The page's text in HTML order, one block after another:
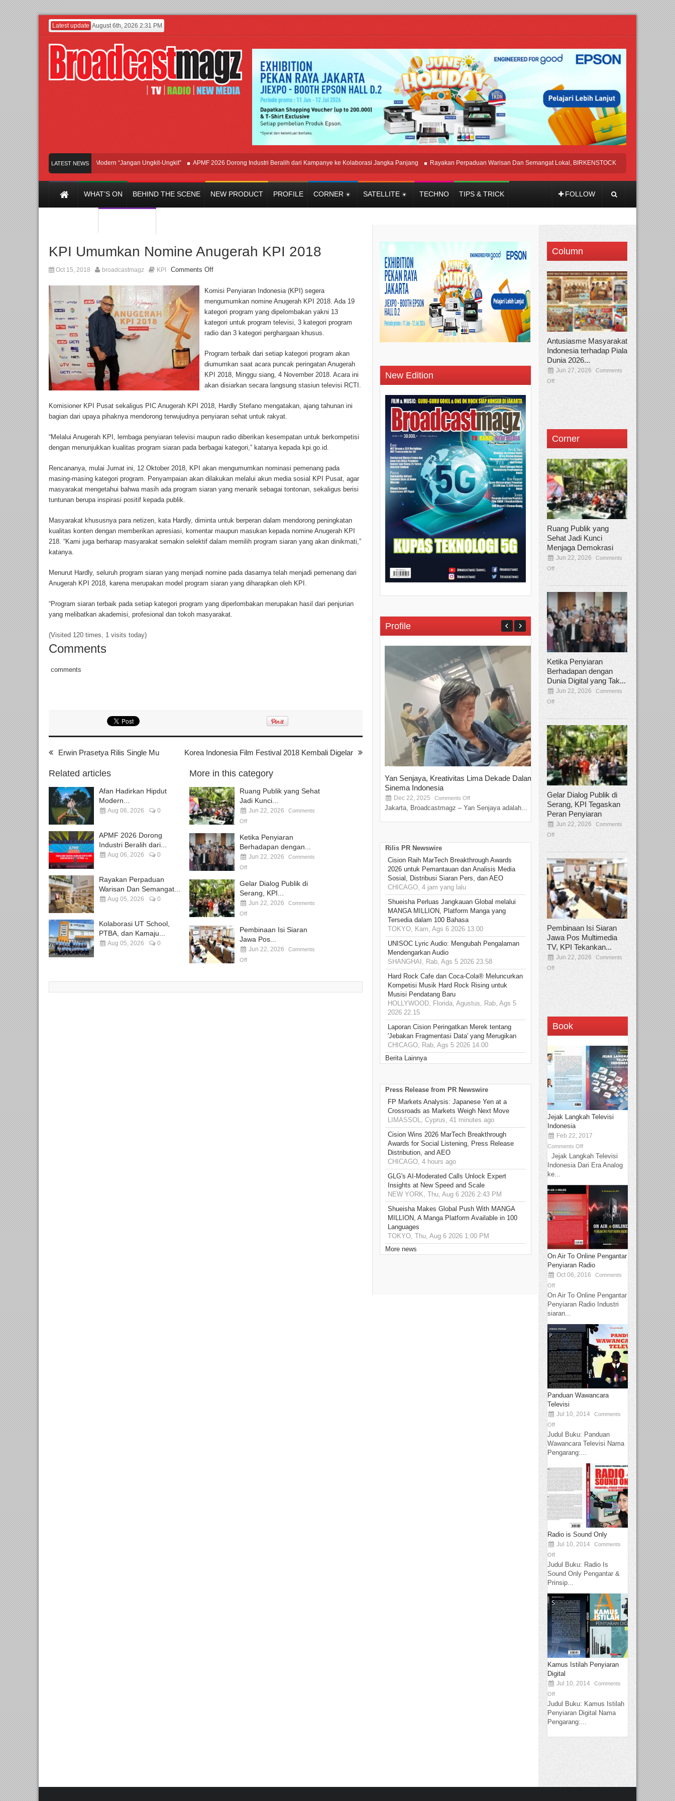
Latest update August 6th, 2026 2:31 PM
LATEST NEWS
Afan Hadirkan Hipdut Modern “Jangan Ungkit-Ungkit” APMF 2026 Dorong Industri Beralih dari Kampanye ke Kolaborasi Jangka Panjang Rayakan Perpaduan Warisan Dan Semangat Lokal, BIRKENSTOCK INDONESIA Membuka
WHAT’S ON BEHIND THE SCENE NEW PRODUCT PROFILE CORNER SATELLITE TECHNO TIPS & TRICK FOLLOW
KPI Umumkan Nomine Anugerah KPI 2018
Oct 15, 2018 broadcastmagz KPI Comments Off
Komisi Penyiaran Indonesia (KPI) segera
mengumumkan nomine Anugerah KPI 2018. Ada 19
kategori program yang dipelombakan yakni 13
kategori untuk program televisi, 3 kategori program
radio dan 3 kategori perghargaan khusus.
Program terbaik dari setiap kategori program akan
diumumkan saat acara puncak peringatan Anugerah
KPI 2018, Minggu siang, 4 November 2018. Acara ini
akan disiarkan secara langsung stasiun televisi RCTI.
Komisioner KPI Pusat sekaligus PIC Anugerah KPI 2018, Hardly Stefano mengatakan, ajang tahunan ini
bagian dari upaya pihaknya mendorong terwujudnya penyiaran sehat untuk rakyat.
“Melalui Anugerah KPI, lembaga penyiaran televisi maupun radio diberikan kesempatan untuk berkompetisi
dengan menunjukkan kualitas program siaran pada berbagai kategori,” katanya kepada kpi.go.id.
Rencananya, mulai Jumat ini, 12 Oktober 2018, KPI akan mengumumkan nominasi pemenang pada
masing-masing kategori program. Penyampaian akan dilakukan melalui akun media sosial KPI Pusat, agar
masyarakat mengetahui bahwa masih ada program siaran yang menarik sebagai tontonan, sekaligus berisi
tuntunan berupa inspirasi positif kepada publik.
Masyarakat khususnya para netizen, kata Hardly, diminta untuk berperan dalam mendorong peningkatan
kualitas konten dengan memberikan apresiasi, komentar maupun masukan kepada nomine Anugerah KPI
218. “Kami juga berharap masyarakat semakin selektif dalam memilih program siaran yang akan dinikmati,”
katanya.
Menurut Hardly, seluruh program siaran yang menjadi nomine pada dasarnya telah menjadi pemenang dari
Anugerah KPI 2018, karena merupakan model program siaran yang diharapkan oleh KPI.
“Program siaran terbaik pada setiap kategori program yang diperlombakan merupakan hasil dari penjurian
yang melibatkan akademisi, profesional dan tokoh masyarakat.
(Visited 120 times, 1 visits today)
Comments
comments
Erwin Prasetya Rilis Single Mu Korea Indonesia Film Festival 2018 Kembali Digelar
Related articles
Afan Hadirkan Hipdut
Modern...
Aug 06, 2026 0
APMF 2026 Dorong
Industri Beralih dari...
Aug 06, 2026 0
Rayakan Perpaduan
Warisan Dan Semangat...
Aug 05, 2026 0
Kolaborasi UT School,
PTBA, dan Kamaju...
Aug 05, 2026 0
More in this category
Ruang Publik yang Sehat
Jadi Kunci...
Jun 22, 2026
Comments
Off
Ketika Penyiaran
Berhadapan dengan...
Jun 22, 2026
Comments
Off
Gelar Dialog Publik di
Serang, KPI...
Jun 22, 2026
Comments
Off
Pembinaan Isi Siaran
Jawa Pos...
Jun 22, 2026
Comments
Off
New Edition
Profile
Yan Senjaya, Kreativitas Lima Dekade Dalam
Sinema Indonesia
Dec 22, 2025 Comments Off
Jakarta, Broadcastmagz – Yan Senjaya adalah...
Tamee Irelly Menjadi Juri Open
Film Terbaru...
Sep 08, 2025 Comments Off
Bekasi, Broadcastmagz – Dalam upaya
talenta...
Rilis PR Newswire
Cision Raih MarTech Breakthrough Awards
2026 untuk Pemantauan dan Analisis Media
Sosial, Distribusi Siaran Pers, dan AEO
CHICAGO, 4 jam yang lalu
Shueisha Perluas Jangkauan Global melalui
MANGA MILLION, Platform Manga yang
Tersedia dalam 100 Bahasa
TOKYO, Kam, Ags 6 2026 13.00
UNISOC Lyric Audio: Mengubah Pengalaman
Mendengarkan Audio
SHANGHAI, Rab, Ags 5 2026 23.58
Hard Rock Cafe dan Coca-Cola® Meluncurkan
Kompetisi Musik Hard Rock Rising untuk
Musisi Pendatang Baru
HOLLYWOOD, Florida, Agustus, Rab, Ags 5
2026 22.15
Laporan Cision Peringatkan Merek tentang
'Jebakan Fragmentasi Data' yang Merugikan
CHICAGO, Rab, Ags 5 2026 14.00
Berita Lainnya
Press Release from PR Newswire
FP Markets Analysis: Japanese Yen at a
Crossroads as Markets Weigh Next Move
LIMASSOL, Cyprus, 41 minutes ago
Cision Wins 2026 MarTech Breakthrough
Awards for Social Listening, Press Release
Distribution, and AEO
CHICAGO, 4 hours ago
GLG's AI-Moderated Calls Unlock Expert
Insights at New Speed and Scale
NEW YORK, Thu, Aug 6 2026 2:43 PM
Shueisha Makes Global Push With MANGA
MILLION, A Manga Platform Available in 100
Languages
TOKYO, Thu, Aug 6 2026 1:00 PM
More news
Column
Antusiasme Masyarakat
Indonesia terhadap Piala
Dunia 2026...
Jun 27, 2026
Comments
Off
Corner
Ruang Publik yang
Sehat Jadi Kunci
Menjaga Demokrasi
Jun 22, 2026
Comments
Off
Ketika Penyiaran
Berhadapan dengan
Dunia Digital yang Tak...
Jun 22, 2026
Comments
Off
Gelar Dialog Publik di
Serang, KPI Tegaskan
Peran Penyiaran
Jun 22, 2026
Comments
Off
Pembinaan Isi Siaran
Jawa Pos Multimedia
TV, KPI Tekankan...
Jun 22, 2026
Comments
Off
Book
Jejak Langkah Televisi
Indonesia
Feb 22, 2017
Comments Off
Jejak Langkah Televisi
Indonesia Dari Era Analog
ke...
On Air To Online Pengantar
Penyiaran Radio
Oct 06, 2016
Comments
Off
On Air To Online Pengantar
Penyiaran Radio Industri
siaran...
Panduan Wawancara
Televisi
Jul 10, 2014
Comments
Off
Judul Buku: Panduan
Wawancara Televisi Nama
Pengarang:...
Radio is Sound Only
Jul 10, 2014
Comments
Off
Judul Buku: Radio Is
Sound Only Pengantar &
Prinsip...
Kamus Istilah Penyiaran
Digital
Jul 10, 2014
Comments
Off
Judul Buku: Kamus Istilah
Penyiaran Digital Nama
Pengarang:...